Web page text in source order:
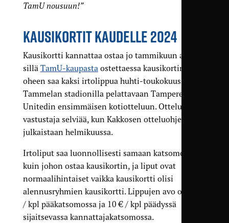
TamU nousuun!”
KAUSIKORTIT KAUDELLE 2024
Kausikortti kannattaa ostaa jo tammikuun aikana,
sillä TamU-kaupastaostettaessa kausikortin
oheen saa kaksi irtolippua huhti-toukokuussa
Tammelan stadionilla pelattavaan Tampere
Unitedin ensimmäisen kotiotteluun. Ottelun
vastustaja selviää, kun Kakkosen otteluohjelma
julkaistaan helmikuussa.
Irtoliput saa luonnollisesti samaan katsomoon
kuin johon ostaa kausikortin, ja liput ovat
normaalihintaiset vaikka kausikortti olisi
alennusryhmien kausikortti. Lippujen avo on 12 €
/ kpl pääkatsomossa ja 10 € / kpl päädyssä
sijaitsevassa kannattajakatsomossa.